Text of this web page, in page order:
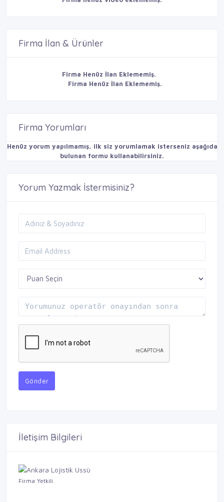
Firma İlan & Ürünler
Firma Henüz İlan Eklememiş.
Firma Henüz İlan Eklememiş.
Firma Yorumları
Henüz yorum yapılmamış, ilk siz yorumlamak isterseniz aşağıda
bulunan formu kullanabilirsiniz.
Yorum Yazmak İstermisiniz?
Gönder
İletişim Bilgileri
Firma Yetkili